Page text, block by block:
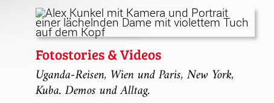
Fotostories & Videos
Uganda-Reisen, Wien und Paris, New York,
Kuba. Demos und Alltag.